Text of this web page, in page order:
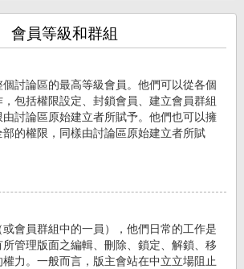
會員等級和群組
討論區的最高等級會員。他們可以從各個
包括權限設定、封鎖會員、建立會員群組
討論區原始建立者所賦予。他們也可以擁
的權限，同樣由討論區原始建立者所賦
會員群組中的一員），他們日常的工作是
管理版面之編輯、刪除、鎖定、解鎖、移
力。一般而言，版主會站在中立立場阻止